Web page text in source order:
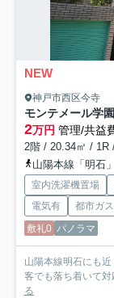
NEW
神戸市西区今寺
モンテメール学
2万円 管理/共益
2階 / 20.34㎡ / 1R
山陽本線「明石
室内洗濯機置場
電気有
都市ガス
敷礼0 パノラマ
山陽本線明石にも
客でも落ち着いて
る